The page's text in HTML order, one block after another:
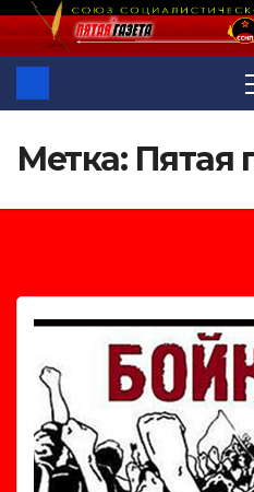
Перейти
Метка: Пятая